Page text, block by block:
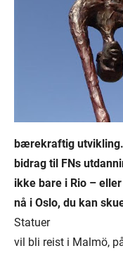
bærekraftig
bidrag til FNs
ikke bare i Rio – eller
nå i Oslo, du kan
Statuer
vil bli reist i Malmö,